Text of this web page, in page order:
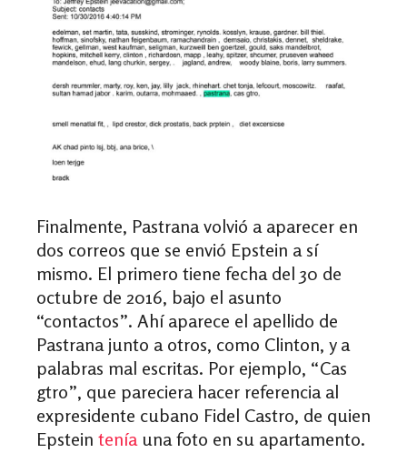
Finalmente, Pastrana volvió a aparecer en
dos correos que se envió Epstein a sí
mismo. El primero tiene fecha del 30 de
octubre de 2016, bajo el asunto
“contactos”. Ahí aparece el apellido de
Pastrana junto a otros, como Clinton, y a
palabras mal escritas. Por ejemplo, “Cas
gtro”, que pareciera hacer referencia al
expresidente cubano Fidel Castro, de quien
Epstein tenía una foto en su apartamento.